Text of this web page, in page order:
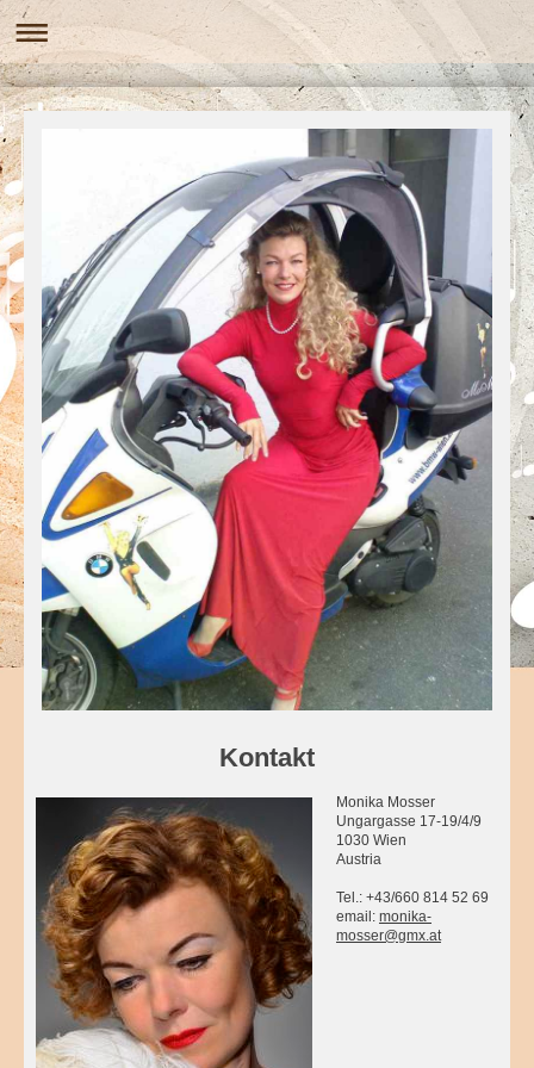
Kontakt
Monika Mosser
Ungargasse 17-19/4/9
1030 Wien
Austria
Tel.: +43/660 814 52 69
email: monika-
mosser@gmx.at